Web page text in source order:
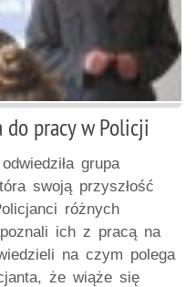
do pracy w Policji
grupa
swoją przyszłość
różnych
ich z pracą na
na czym polega
że wiąże się